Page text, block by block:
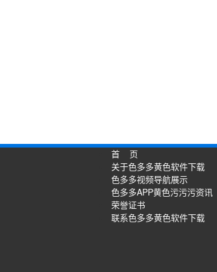
首 页
关于色多多黄色软件下载
色多多视频导航展示
色多多APP黄色污污污资讯
荣誉证书
联系色多多黄色软件下载